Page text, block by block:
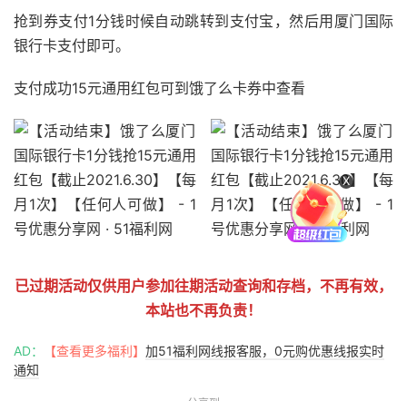
抢到券支付1分钱时候自动跳转到支付宝，然后用厦门国际
银行卡支付即可。
支付成功15元通用红包可到饿了么卡券中查看
已过期活动仅供用户参加往期活动查询和存档，不再有效，
本站也不再负责！
AD： 【查看更多福利】 加51福利网线报客服，0元购优惠线报实时
通知
X